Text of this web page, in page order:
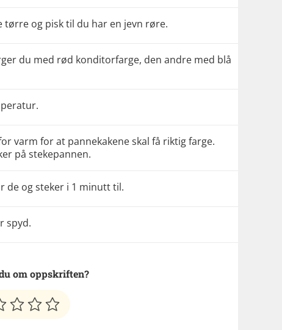
tørre og pisk til du har en jevn røre.
du med rød konditorfarge, den andre med blå
varm for at pannekakene skal få riktig farge.
på stekepannen.
de og steker i 1 minutt til.
spyd.
om oppskriften?